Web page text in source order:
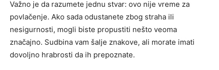
Važno je da razumete jednu stvar: ovo nije vreme za
povlačenje. Ako sada odustanete zbog straha ili
nesigurnosti, mogli biste propustiti nešto veoma
značajno. Sudbina vam šalje znakove, ali morate imati
dovoljno hrabrosti da ih prepoznate.